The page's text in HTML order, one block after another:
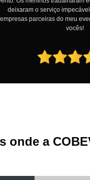
Atendimento muito bom, ficou
onde a